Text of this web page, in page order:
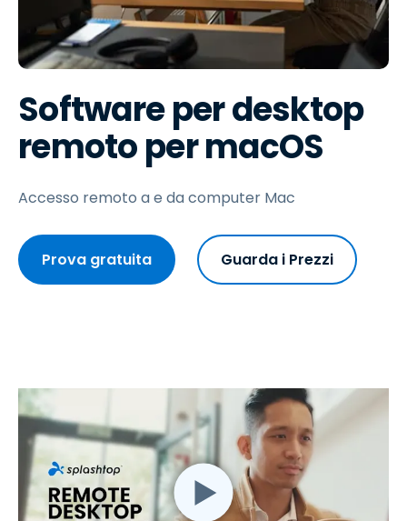
Software per desktop
remoto per macOS
Accesso remoto a e da computer Mac
Prova gratuita Guarda i Prezzi